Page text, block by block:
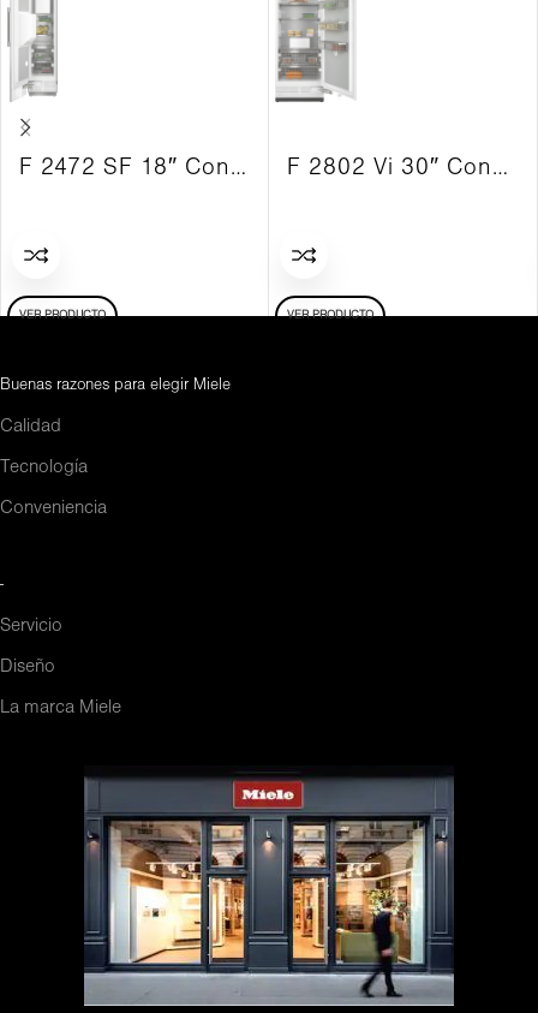
F 2472 SF 18″ Congelador integrado MasterCool LH SS Panel
VER PRODUCTO
F 2802 Vi 30″ Congelador integrado MasterCool RH Vi
VER PRODUCTO
Buenas razones para elegir Miele
Calidad
Tecnología
Conveniencia
-
Servicio
Diseño
La marca Miele